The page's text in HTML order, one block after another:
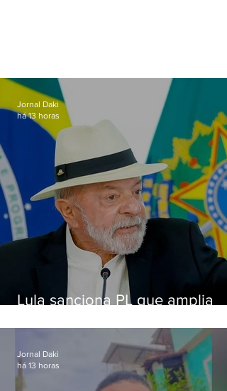
Lula sanciona PL que amplia
crianças
Jornal Daki
há 13 horas
Jornal Daki
há 13 horas